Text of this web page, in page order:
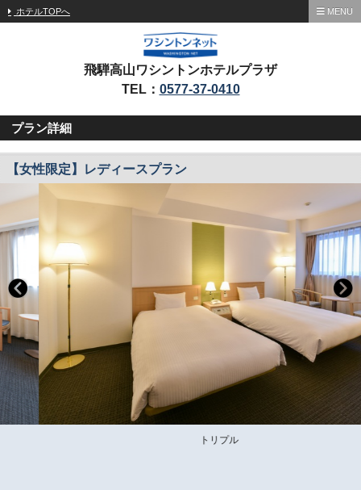
ホテルTOPへ MENU
飛騨高山ワシントンホテルプラザ
TEL： 0577-37-0410
プラン詳細
【女性限定】レディースプラン